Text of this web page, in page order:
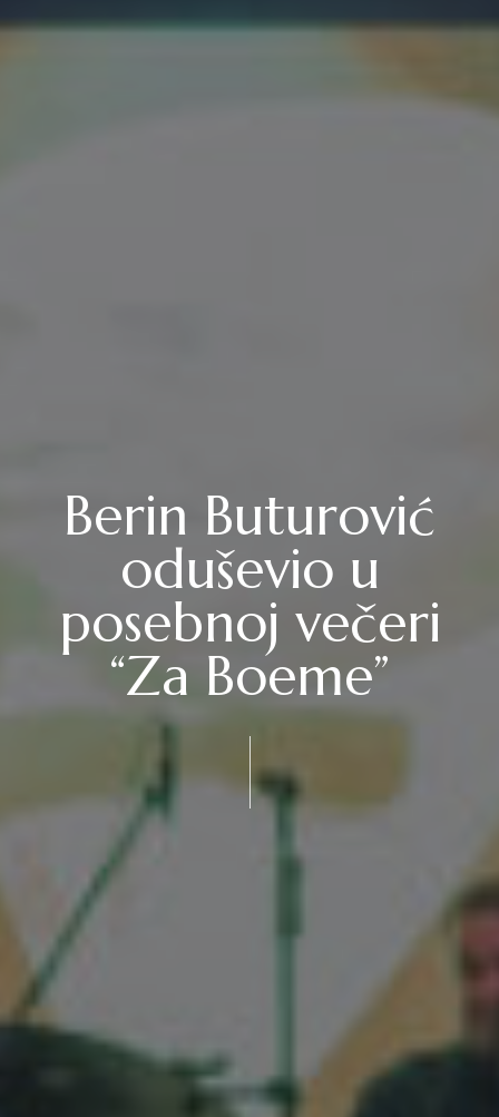
Berin Buturović
oduševio u
posebnoj večeri
“Za Boeme”